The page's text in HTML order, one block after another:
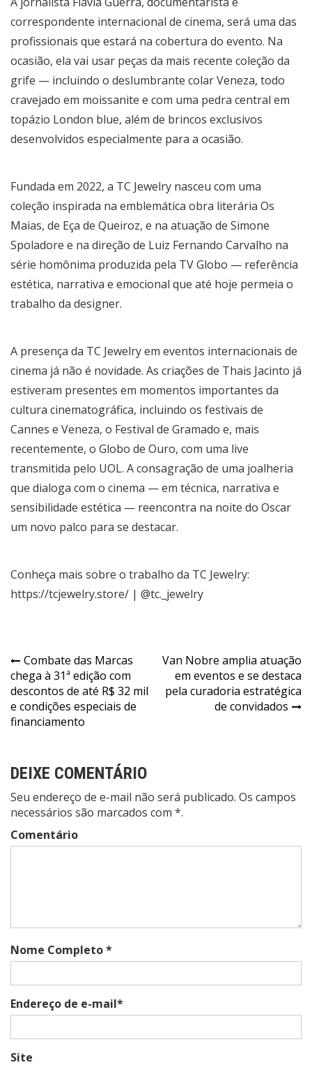
correspondente internacional de cinema, será uma das
profissionais que estará na cobertura do evento. Na
ocasião, ela vai usar peças da mais recente coleção da
grife — incluindo o deslumbrante colar Veneza, todo
cravejado em moissanite e com uma pedra central em
topázio London blue, além de brincos exclusivos
desenvolvidos especialmente para a ocasião.
Fundada em 2022, a TC Jewelry nasceu com uma
coleção inspirada na emblemática obra literária Os
Maias, de Eça de Queiroz, e na atuação de Simone
Spoladore e na direção de Luiz Fernando Carvalho na
série homônima produzida pela TV Globo — referência
estética, narrativa e emocional que até hoje permeia o
trabalho da designer.
A presença da TC Jewelry em eventos internacionais de
cinema já não é novidade. As criações de Thais Jacinto já
estiveram presentes em momentos importantes da
cultura cinematográfica, incluindo os festivais de
Cannes e Veneza, o Festival de Gramado e, mais
recentemente, o Globo de Ouro, com uma live
transmitida pelo UOL. A consagração de uma joalheria
que dialoga com o cinema — em técnica, narrativa e
sensibilidade estética — reencontra na noite do Oscar
um novo palco para se destacar.
Conheça mais sobre o trabalho da TC Jewelry:
https://tcjewelry.store/ | @tc._jewelry
Navegação
de
Post
Combate das Marcas
chega à 31ª edição com
descontos de até R$ 32 mil
e condições especiais de
financiamento
Van Nobre amplia atuação
em eventos e se destaca
pela curadoria estratégica
de convidados
DEIXE COMENTÁRIO
Seu endereço de e-mail não será publicado. Os campos
necessários são marcados com *.
Comentário
Nome Completo *
Endereço de e-mail*
Site